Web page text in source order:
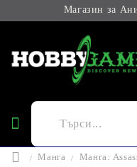
Магазин за
Манга Манга: